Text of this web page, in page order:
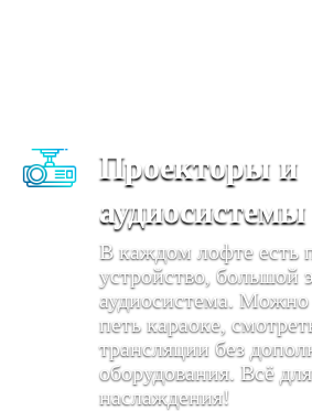
Проекторы и
аудиосистемы
В каждом лофте есть
устройство, большой
аудиосистема. Можно
петь караоке,
трансляции без
оборудования. Всё
наслаждения!